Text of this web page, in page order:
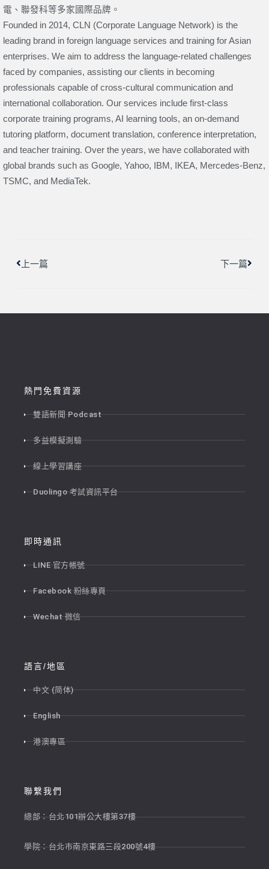
電、聯發科等多家國際品牌。
Founded in 2014, CLN (Corporate Language Network) is the
leading brand in foreign language services and training for Asian
enterprises. We aim to address the language-related challenges
faced by companies, assisting our clients in becoming
professionals capable of cross-cultural communication and
international collaboration. Our services include first-class
corporate training programs, AI learning tools, an on-demand
tutoring platform, document translation, conference interpretation,
and teacher training. Over the years, we have collaborated with
global brands such as Google, Yahoo, IBM, IKEA, Mercedes-Benz,
TSMC, and MediaTek.
上一篇 下一篇
熱門免費資源
雙語新聞 Podcast
多益模擬測驗
線上學習講座
Duolingo 考試資訊平台
即時通訊
LINE 官方帳號
Facebook 粉絲專頁
Wechat 微信
語言/地區
中文 (简体)
English
港澳專區
聯繫我們
總部：台北101辦公大樓第37樓
學院：台北市南京東路三段200號4樓